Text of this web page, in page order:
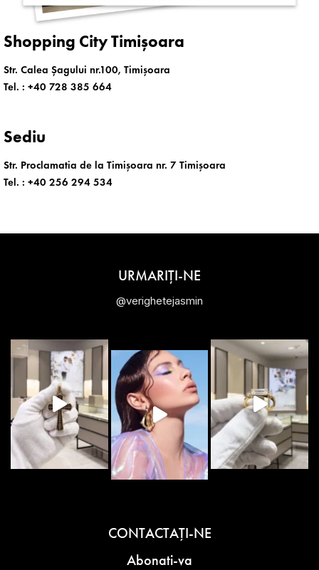
Shopping City Timișoara
Str. Calea Șagului nr.100, Timișoara
Tel. : +40 728 385 664
Sediu
Str. Proclamatia de la Timișoara nr. 7 Timișoara
Tel. : +40 256 294 534
URMARIȚI-NE
@verighetejasmin
CONTACTAŢI-NE
Abonati-va